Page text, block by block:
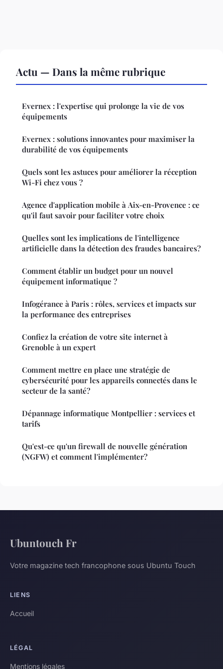
Actu — Dans la même rubrique
Evernex : l'expertise qui prolonge la vie de vos
équipements
Evernex : solutions innovantes pour maximiser la
durabilité de vos équipements
Quels sont les astuces pour améliorer la réception
Wi-Fi chez vous ?
Agence d'application mobile à Aix-en-Provence : ce
qu'il faut savoir pour faciliter votre choix
Quelles sont les implications de l'intelligence
artificielle dans la détection des fraudes bancaires?
Comment établir un budget pour un nouvel
équipement informatique ?
Infogérance à Paris : rôles, services et impacts sur
la performance des entreprises
Confiez la création de votre site internet à
Grenoble à un expert
Comment mettre en place une stratégie de
cybersécurité pour les appareils connectés dans le
secteur de la santé?
Dépannage informatique Montpellier : services et
tarifs
Qu'est-ce qu'un firewall de nouvelle génération
(NGFW) et comment l'implémenter?
Ubuntouch Fr
Votre magazine tech francophone sous Ubuntu Touch
LIENS
Accueil
LÉGAL
Mentions légales